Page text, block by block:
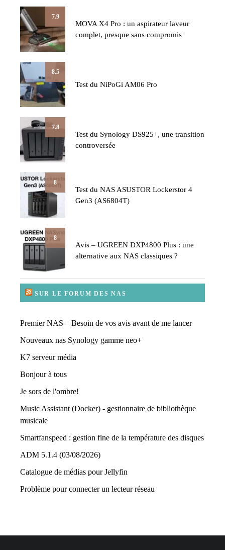
7.9
MOVA X4 Pro : un aspirateur laveur
complet, presque sans compromis
8.5
Test du NiPoGi AM06 Pro
7.8
Test du Synology DS925+, une transition
controversée
8
Test du NAS ASUSTOR Lockerstor 4
Gen3 (AS6804T)
8
Avis – UGREEN DXP4800 Plus : une
alternative aux NAS classiques ?
SUR LE FORUM DES NAS
Premier NAS – Besoin de vos avis avant de me lancer
Nouveaux nas Synology gamme neo+
K7 serveur média
Bonjour à tous
Je sors de l'ombre!
Music Assistant (Docker) - gestionnaire de bibliothèque
musicale
Smartfanspeed : gestion fine de la température des disques
ADM 5.1.4 (03/08/2026)
Catalogue de médias pour Jellyfin
Problème pour connecter un lecteur réseau